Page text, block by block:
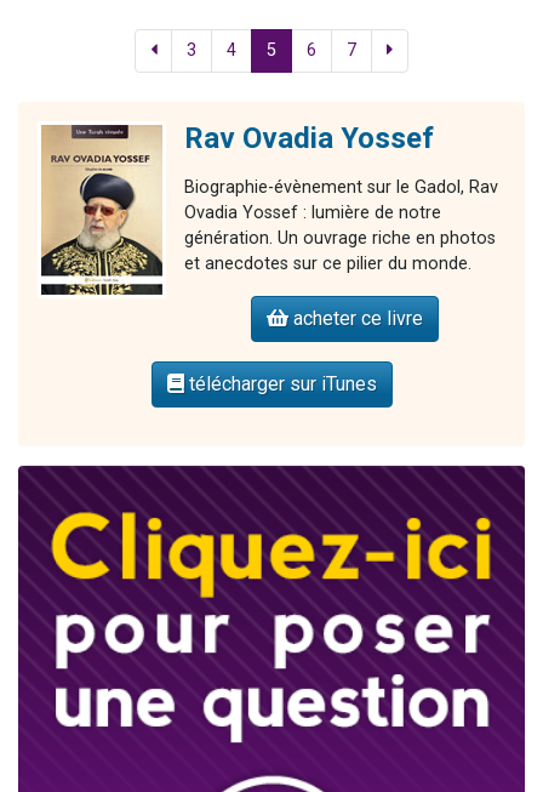
3 4 5 6 7
Rav Ovadia Yossef
Biographie-évènement sur le Gadol, Rav
Ovadia Yossef : lumière de notre
génération. Un ouvrage riche en photos
et anecdotes sur ce pilier du monde.
acheter ce livre
télécharger sur iTunes